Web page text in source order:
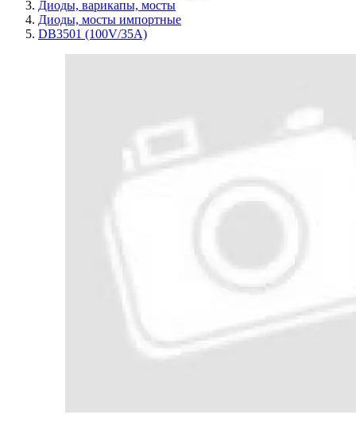
Диоды, варикапы, мосты
Диоды, мосты импортные
DB3501 (100V/35A)